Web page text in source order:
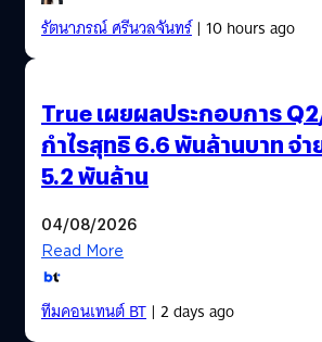
รัตนาภรณ์ ศรีนวลจันทร์| 10 hours ago
True เผยผลประกอบการ
กำไรสุทธิ 6.6 พันล้านบาท จ่
5.2 พันล้าน
04/08/2026
Read More
ทีมคอนเทนต์ BT| 2 days ago